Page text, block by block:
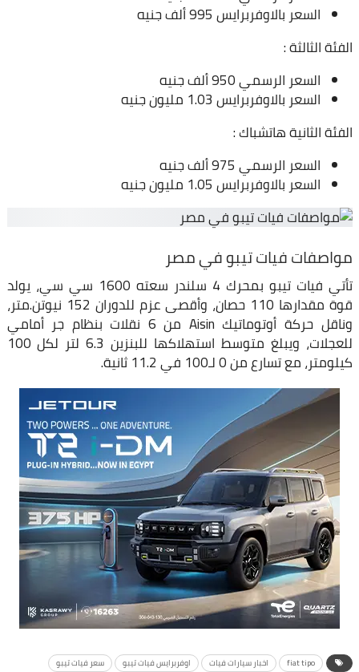
السعر بالاوفربرايس 995 ألف جنيه
الفئة الثالثة :
السعر الرسمي 950 ألف جنيه
السعر بالاوفربرايس 1.03 مليون جنيه
الفئة الثانية هاتشباك :
السعر الرسمي 975 ألف جنيه
السعر بالاوفربرايس 1.05 مليون جنيه
مواصفات فيات تيبو في مصر
تأتي فيات تيبو بمحرك 4 سلندر سعته 1600 سي سي، يولد
قوة مقدارها 110 حصان، وأقصى عزم للدوران 152 نيوتن.متر،
وناقل حركة أوتوماتيك Aisin من 6 نقلات بنظام جر أمامي
للعجلات، ويبلغ متوسط استهلاكها للبنزين 6.3 لتر لكل 100
كيلومتر، مع تسارع من 0 لـ100 في 11.2 ثانية.
fiat tipo اخبار سيارات فيات اوفربرايس فيات تيبو
سعر فيات تيبو